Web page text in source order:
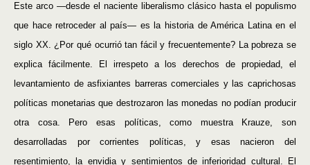
Este arco —desde el naciente liberalismo clásico hasta el populismo
que hace retroceder al país— es la historia de América Latina en el
siglo XX. ¿Por qué ocurrió tan fácil y frecuentemente? La pobreza se
explica fácilmente. El irrespeto a los derechos de propiedad, el
levantamiento de asfixiantes barreras comerciales y las caprichosas
políticas monetarias que destrozaron las monedas no podían producir
otra cosa. Pero esas políticas, como muestra Krauze, son
desarrolladas por corrientes políticas, y esas nacieron del
resentimiento, la envidia y sentimientos de inferioridad cultural. El